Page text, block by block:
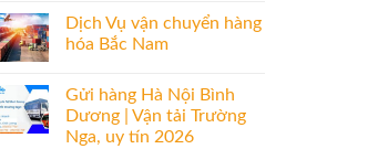
Dịch Vụ vận chuyển hàng
hóa Bắc Nam
Gửi hàng Hà Nội Bình
Dương | Vận tải Trường
Nga, uy tín 2026